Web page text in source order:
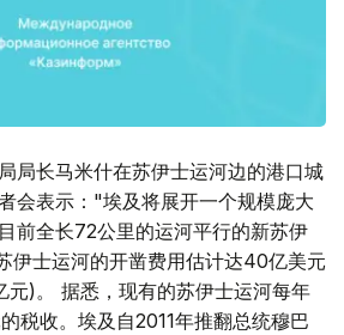
局长马米什在苏伊士运河边的港口城
会表示："埃及将展开一个规模庞大
前全长72公里的运河平行的新苏伊
伊士运河的开凿费用估计达40亿美元
)。 据悉，现有的苏伊士运河每年
税收。埃及自2011年推翻总统穆巴